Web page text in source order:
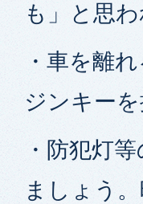
も」と思
・車を離
ジンキー
・防犯灯
ましょう